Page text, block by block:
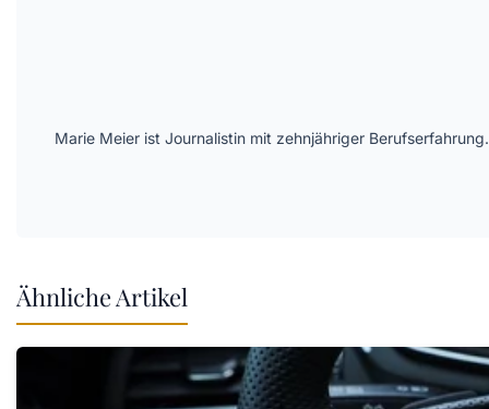
Marie Meier ist Journalistin mit zehnjähriger
Ähnliche Artikel